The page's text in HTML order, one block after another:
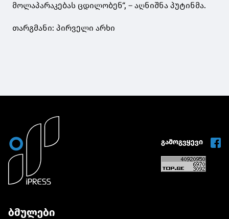
მოლაპარაკებას ცდილობენ“, – აღნიშნა პუტინმა.
თარგმანი: პირველი არხი
გამოგვყევი
ბმულები